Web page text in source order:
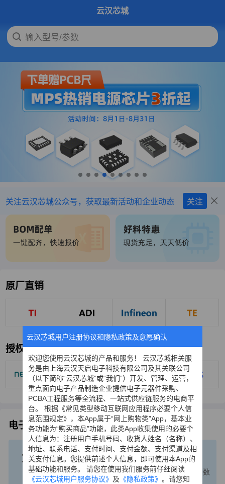
云汉芯城
输入型号/参数
下拉刷新
关注云汉芯城公众号，获取最新活动和企业动态 关注
原厂直销
授权代理
电子元器件国产化应用 国产化一站式解决方案专家
1000个+
国产替代厂牌
200万+
国产替代关系数据
120万
国产元器件型号数
云汉芯城用户注册协议和隐私政策及意愿确认
欢迎您使用云汉芯城的产品和服务！ 云汉芯城相关服
务是由上海云汉天启电子科技有限公司及其关联公司
（以下简称“云汉芯城”或“我们”）开发、管理、运营，
重点面向电子产品制造企业提供电子元器件采购、
PCBA工程服务等全流程、一站式供应链服务的电商平
台。 根据《常见类型移动互联网应用程序必要个人信
息范围规定》，本App属于“网上购物类”App，基本业
务功能为“购买商品”功能，此类App收集使用的必要个
人信息为：注册用户手机号码、收货人姓名（名称）、
地址、联系电话、支付时间、支付金额、支付渠道及相
关支付信息。您提供前述个人信息，即可使用本App的
基础功能和服务。 请您在使用我们服务前仔细阅读
《云汉芯城用户服务协议》 及 《隐私政策》 。请您知